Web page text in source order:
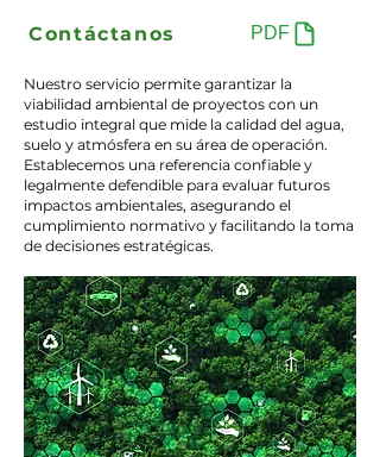
Contáctanos PDF
Nuestro servicio permite garantizar la
viabilidad ambiental de proyectos con un
estudio integral que mide la calidad del agua,
suelo y atmósfera en su área de operación.
Establecemos una referencia confiable y
legalmente defendible para evaluar futuros
impactos ambientales, asegurando el
cumplimiento normativo y facilitando la toma
de decisiones estratégicas.